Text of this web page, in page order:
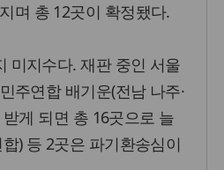
며 총 12곳이 확정됐다.
미지수다. 재판 중인 서울
주연합 배기운(전남 나주·
게 되면 총 16곳으로 늘
) 등 2곳은 파기환송심이